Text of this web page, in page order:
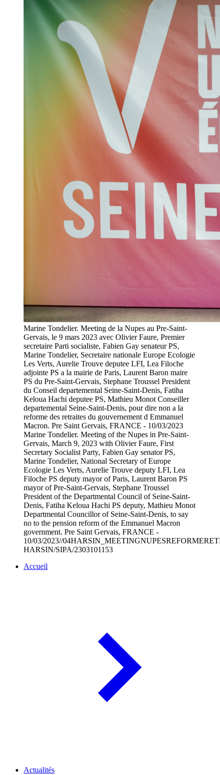
Marine Tondelier. Meeting de la Nupes au Pre-Saint-
Gervais, le 9 mars 2023 avec Olivier Faure, Premier
secretaire Parti socialiste, Fabien Gay senateur PS,
Marine Tondelier, Secretaire nationale Europe Ecologie
Les Verts, Aurelie Trouve deputee LFI, Lea Filoche
adjointe PS a la mairie de Paris, Laurent Baron maire
PS du Pre-Saint-Gervais, Stephane Troussel President
du Conseil departemental Seine-Saint-Denis, Fatiha
Keloua Hachi deputee PS, Mathieu Monot Conseiller
departemental Seine-Saint-Denis, pour dire non a la
reforme des retraites du gouvernement d Emmanuel
Macron. Pre Saint Gervais, FRANCE - 10/03/2023
Marine Tondelier. Meeting of the Nupes in Pre-Saint-
Gervais, March 9, 2023 with Olivier Faure, First
Secretary Socialist Party, Fabien Gay senator PS,
Marine Tondelier, National Secretary of Europe
Ecologie Les Verts, Aurelie Trouve deputy LFI, Lea
Filoche PS deputy mayor of Paris, Laurent Baron PS
mayor of Pre-Saint-Gervais, Stephane Troussel
President of the Departmental Council of Seine-Saint-
Denis, Fatiha Keloua Hachi PS deputy, Mathieu Monot
Departmental Councillor of Seine-Saint-Denis, to say
no to the pension reform of the Emmanuel Macron
government. Pre Saint Gervais, FRANCE -
10/03/2023//
HARSIN/SIPA/2303101153
Accueil
Actualités